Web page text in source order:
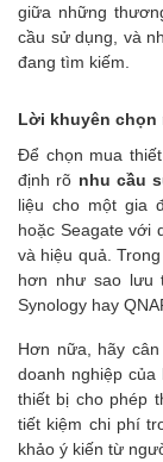
giữa những
cầu sử dụng, và
đang tìm kiếm.
Lời khuyên chọn
Để chọn mua
định rõ nhu cầu
liệu cho một gia
hoặc Seagate với
và hiệu quả.
hơn như sao lưu
Synology hay
Hơn nữa, hãy
doanh nghiệp
thiết bị cho phép
tiết kiệm chi phí
khảo ý kiến từ